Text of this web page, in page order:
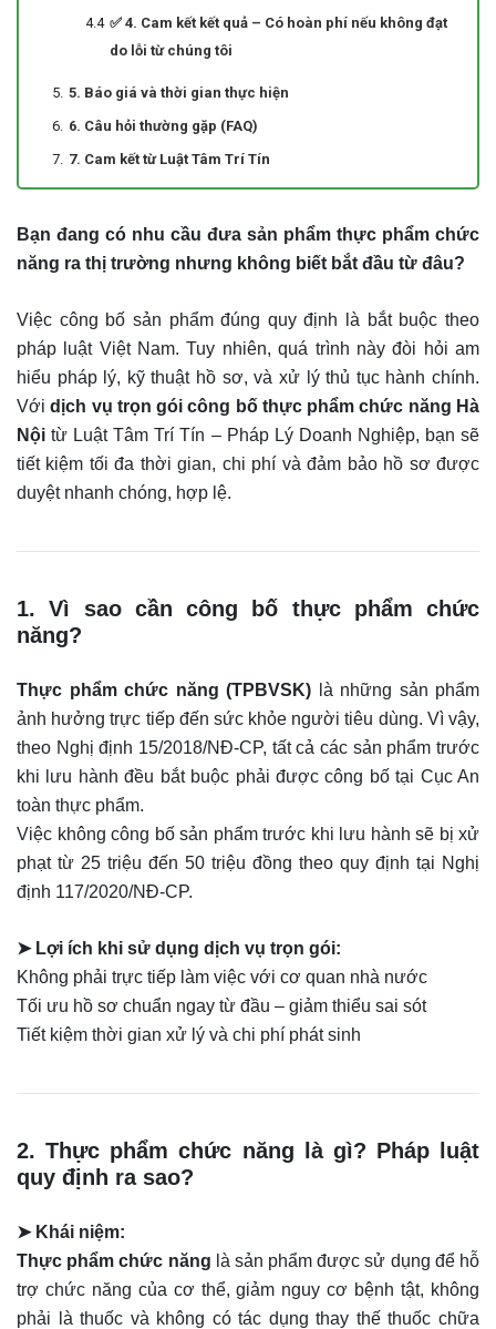
✅ 4. Cam kết kết quả – Có hoàn phí nếu không đạt
do lỗi từ chúng tôi
5. Báo giá và thời gian thực hiện
6. Câu hỏi thường gặp (FAQ)
7. Cam kết từ Luật Tâm Trí Tín
Bạn đang có nhu cầu đưa sản phẩm thực phẩm chức
năng ra thị trường nhưng không biết bắt đầu từ đâu?
Việc công bố sản phẩm đúng quy định là bắt buộc theo
pháp luật Việt Nam. Tuy nhiên, quá trình này đòi hỏi am
hiểu pháp lý, kỹ thuật hồ sơ, và xử lý thủ tục hành chính.
Vớidịch vụ trọn gói công bố thực phẩm chức năng Hà
Nội từ Luật Tâm Trí Tín – Pháp Lý Doanh Nghiệp, bạn sẽ
tiết kiệm tối đa thời gian, chi phí và đảm bảo hồ sơ được
duyệt nhanh chóng, hợp lệ.
1. Vì sao cần công bố thực phẩm chức
năng?
Thực phẩm chức năng (TPBVSK) là những sản phẩm
ảnh hưởng trực tiếp đến sức khỏe người tiêu dùng. Vì vậy,
theo Nghị định 15/2018/NĐ-CP, tất cả các sản phẩm trước
khi lưu hành đều bắt buộc phải được công bố tại Cục An
toàn thực phẩm.
Việc không công bố sản phẩm trước khi lưu hành sẽ bị xử
phạt từ 25 triệu đến 50 triệu đồng theo quy định tại Nghị
định 117/2020/NĐ-CP.
➤ Lợi ích khi sử dụng dịch vụ trọn gói:
Không phải trực tiếp làm việc với cơ quan nhà nước
Tối ưu hồ sơ chuẩn ngay từ đầu – giảm thiểu sai sót
Tiết kiệm thời gian xử lý và chi phí phát sinh
2. Thực phẩm chức năng là gì? Pháp luật
quy định ra sao?
➤ Khái niệm:
Thực phẩm chức năng là sản phẩm được sử dụng để hỗ
trợ chức năng của cơ thể, giảm nguy cơ bệnh tật, không
phải là thuốc và không có tác dụng thay thế thuốc chữa